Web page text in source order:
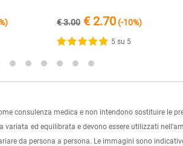
€ 3.00 € 2.70(-10%)
5 su 5
consulenza medica e non intendono sostituire le
variata ed equilibrata e devono essere utilizzati
da persona a persona. Le immagini sono